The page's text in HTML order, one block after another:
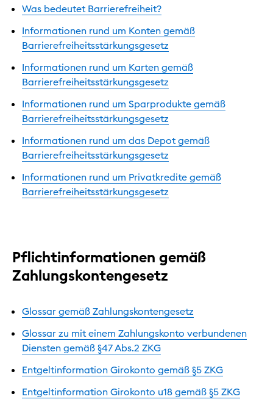
Was bedeutet Barrierefreiheit?
Informationen rund um Konten gemäß
Barrierefreiheitsstärkungsgesetz
Informationen rund um Karten gemäß
Barrierefreiheitsstärkungsgesetz
Informationen rund um Sparprodukte gemäß
Barrierefreiheitsstärkungsgesetz
Informationen rund um das Depot gemäß
Barrierefreiheitsstärkungsgesetz
Informationen rund um Privatkredite gemäß
Barrierefreiheitsstärkungsgesetz
Pflichtinformationen gemäß
Zahlungskontengesetz
Glossar gemäß Zahlungskontengesetz
Glossar zu mit einem Zahlungskonto verbundenen
Diensten gemäß §47 Abs.2 ZKG
Entgeltinformation Girokonto gemäß §5 ZKG
Entgeltinformation Girokonto u18 gemäß §5 ZKG